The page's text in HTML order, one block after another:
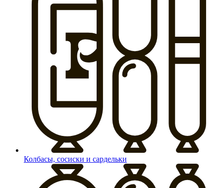
Колбасы, сосиски и сардельки